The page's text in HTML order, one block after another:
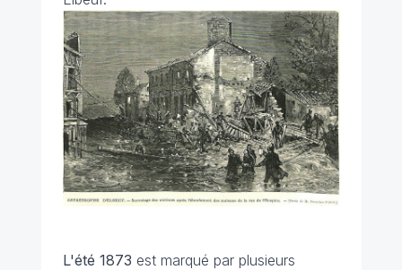
L'été 1873 est marqué par plusieurs